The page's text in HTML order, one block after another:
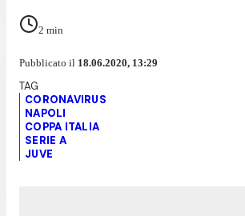
2 min
Pubblicato il 18.06.2020, 13:29
CORONAVIRUS
NAPOLI
COPPA ITALIA
SERIE A
JUVE